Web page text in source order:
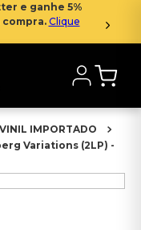
e ganhe 5%
Clique
VINIL IMPORTADO
Variations (2LP) -